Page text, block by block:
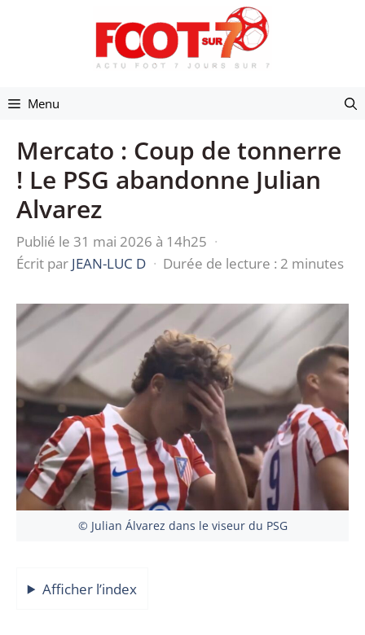
Menu
Mercato : Coup de tonnerre
! Le PSG abandonne Julian
Alvarez
Publié le 31 mai 2026 à 14h25 ·
Écrit par JEAN-LUC D · Durée de lecture : 2 minutes
© Julian Álvarez dans le viseur du PSG
Afficher l’index